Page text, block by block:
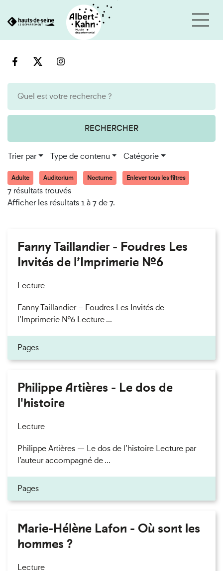
au
RECHERCHER
Trier par Type de contenu Catégorie
Adulte Auditorium Nocturne Enlever tous les filtres
7 résultats trouvés
Afficher les résultats 1 à 7 de 7.
Fanny Taillandier - Foudres Les
Invités de l’Imprimerie n°6
Lecture
Fanny Taillandier – Foudres Les Invités de
l’Imprimerie n°6 Lecture ...
Pages
Philippe Artières - Le dos de
l'histoire
Lecture
Philippe Artières — Le dos de l’histoire Lecture par
l’auteur accompagné de ...
Pages
Marie-Hélène Lafon - Où sont les
hommes ?
Lecture
Cookies et traceurs utilisés sur ce site